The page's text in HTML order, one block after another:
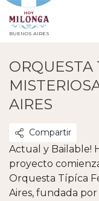
BUENOS AIRES
ORQUESTA
AIRES
Compartir
Actual y Bailable!
proyecto
Orquesta Típíca
Aires, fundada por